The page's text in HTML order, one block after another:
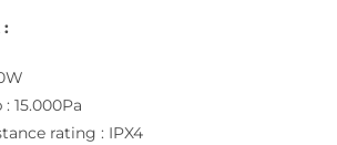
:
15.000Pa
rating : IPX4